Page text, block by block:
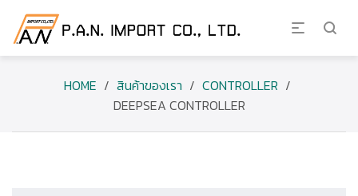
HOME / สินค้าของเรา / CONTROLLER /
DEEPSEA CONTROLLER